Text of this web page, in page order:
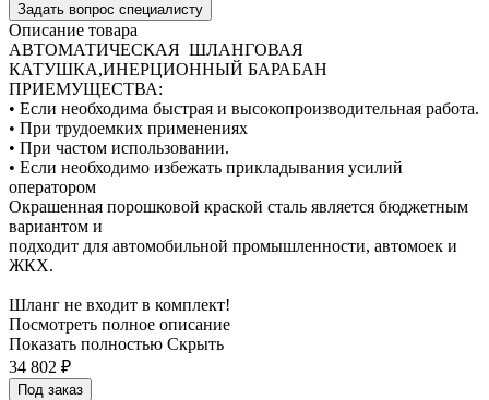
Задать вопрос специалисту
Описание товара
АВТОМАТИЧЕСКАЯ ШЛАНГОВАЯ
КАТУШКА,ИНЕРЦИОННЫЙ БАРАБАН
ПРИЕМУЩЕСТВА:
• Если необходима быстрая и высокопроизводительная работа.
• При трудоемких применениях
• При частом использовании.
• Если необходимо избежать прикладывания усилий
оператором
Окрашенная порошковой краской сталь является бюджетным
вариантом и
подходит для автомобильной промышленности, автомоек и
ЖКХ.
Шланг не входит в комплект!
Посмотреть полное описание
Показать полностью Скрыть
34 802 ₽
Под заказ